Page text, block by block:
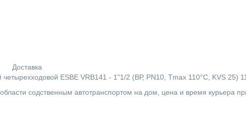
Доставка
ESBE VRB141 - 1"1/2 (ВР, PN10, Tmax 110°C, KVS 25)
содственным автотранспортом на дом, цена и время курьера